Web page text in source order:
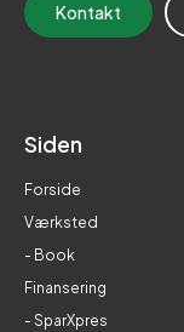
Kontakt
Siden
Forside
Værksted
- Book
Finansering
- SparXpres